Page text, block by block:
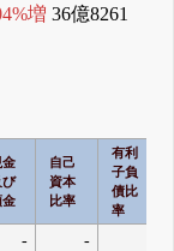
増 36億8261
金
び
金
自己
資本
比率
有利
子負
債比
率
- -